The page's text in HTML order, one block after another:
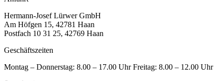
Hermann-Josef Lürwer GmbH
Am Höfgen 15, 42781 Haan
Postfach 10 31 25, 42769 Haan
Geschäftszeiten
Montag – Donnerstag: 8.00 – 17.00 Uhr Freitag: 8.00 – 12.00 Uhr